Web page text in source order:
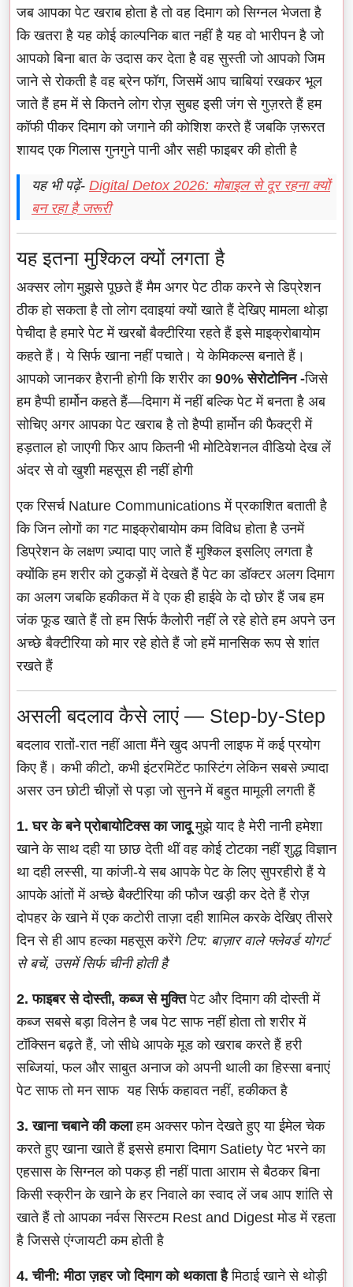
जब आपका पेट खराब होता है तो वह दिमाग को सिग्नल भेजता है
कि खतरा है यह कोई काल्पनिक बात नहीं है यह वो भारीपन है जो
आपको बिना बात के उदास कर देता है वह सुस्ती जो आपको जिम
जाने से रोकती है वह ब्रेन फॉग, जिसमें आप चाबियां रखकर भूल
जाते हैं हम में से कितने लोग रोज़ सुबह इसी जंग से गुज़रते हैं हम
कॉफी पीकर दिमाग को जगाने की कोशिश करते हैं जबकि ज़रूरत
शायद एक गिलास गुनगुने पानी और सही फाइबर की होती है
यह भी पढ़ें- Digital Detox 2026: मोबाइल से दूर रहना क्यों
बन रहा है जरूरी
यह इतना मुश्किल क्यों लगता है
अक्सर लोग मुझसे पूछते हैं मैम अगर पेट ठीक करने से डिप्रेशन
ठीक हो सकता है तो लोग दवाइयां क्यों खाते हैं देखिए मामला थोड़ा
पेचीदा है हमारे पेट में खरबों बैक्टीरिया रहते हैं इसे माइक्रोबायोम
कहते हैं। ये सिर्फ खाना नहीं पचाते। ये केमिकल्स बनाते हैं।
आपको जानकर हैरानी होगी कि शरीर का 90% सेरोटोनिन -जिसे
हम हैप्पी हार्मोन कहते हैं—दिमाग में नहीं बल्कि पेट में बनता है अब
सोचिए अगर आपका पेट खराब है तो हैप्पी हार्मोन की फैक्ट्री में
हड़ताल हो जाएगी फिर आप कितनी भी मोटिवेशनल वीडियो देख लें
अंदर से वो खुशी महसूस ही नहीं होगी
एक रिसर्च Nature Communications में प्रकाशित बताती है
कि जिन लोगों का गट माइक्रोबायोम कम विविध होता है उनमें
डिप्रेशन के लक्षण ज़्यादा पाए जाते हैं मुश्किल इसलिए लगता है
क्योंकि हम शरीर को टुकड़ों में देखते हैं पेट का डॉक्टर अलग दिमाग
का अलग जबकि हकीकत में वे एक ही हाईवे के दो छोर हैं जब हम
जंक फूड खाते हैं तो हम सिर्फ कैलोरी नहीं ले रहे होते हम अपने उन
अच्छे बैक्टीरिया को मार रहे होते हैं जो हमें मानसिक रूप से शांत
रखते हैं
असली बदलाव कैसे लाएं — Step-by-Step
बदलाव रातों-रात नहीं आता मैंने खुद अपनी लाइफ में कई प्रयोग
किए हैं। कभी कीटो, कभी इंटरमिटेंट फास्टिंग लेकिन सबसे ज़्यादा
असर उन छोटी चीज़ों से पड़ा जो सुनने में बहुत मामूली लगती हैं
1. घर के बने प्रोबायोटिक्स का जादूमुझे याद है मेरी नानी हमेशा
खाने के साथ दही या छाछ देती थीं वह कोई टोटका नहीं शुद्ध विज्ञान
था दही लस्सी, या कांजी-ये सब आपके पेट के लिए सुपरहीरो हैं ये
आपके आंतों में अच्छे बैक्टीरिया की फौज खड़ी कर देते हैं रोज़
दोपहर के खाने में एक कटोरी ताज़ा दही शामिल करके देखिए तीसरे
दिन से ही आप हल्का महसूस करेंगे टिप: बाज़ार वाले फ्लेवर्ड योगर्ट
से बचें, उसमें सिर्फ चीनी होती है
2. फाइबर से दोस्ती, कब्ज से मुक्तिपेट और दिमाग की दोस्ती में
कब्ज सबसे बड़ा विलेन है जब पेट साफ नहीं होता तो शरीर में
टॉक्सिन बढ़ते हैं, जो सीधे आपके मूड को खराब करते हैं हरी
सब्जियां, फल और साबुत अनाज को अपनी थाली का हिस्सा बनाएं
पेट साफ तो मन साफ यह सिर्फ कहावत नहीं, हकीकत है
3. खाना चबाने की कलाहम अक्सर फोन देखते हुए या ईमेल चेक
करते हुए खाना खाते हैं इससे हमारा दिमाग Satiety पेट भरने का
एहसास के सिग्नल को पकड़ ही नहीं पाता आराम से बैठकर बिना
किसी स्क्रीन के खाने के हर निवाले का स्वाद लें जब आप शांति से
खाते हैं तो आपका नर्वस सिस्टम Rest and Digest मोड में रहता
है जिससे एंग्जायटी कम होती है
4. चीनी: मीठा ज़हर जो दिमाग को थकाता हैमिठाई खाने से थोड़ी